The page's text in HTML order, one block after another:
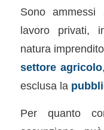
Sono
lavoro privati,
natura
settore agricolo
esclusa la
Per quanto